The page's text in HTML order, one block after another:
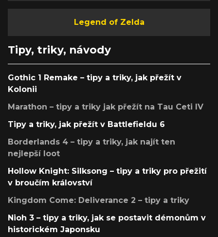
Legend of Zelda
Tipy, triky, návody
Gothic 1 Remake – tipy a triky, jak přežít v
Kolonii
Marathon – tipy a triky jak přežít na Tau Ceti IV
Tipy a triky, jak přežít v Battlefieldu 6
Borderlands 4 – tipy a triky, jak najít ten
nejlepší loot
Hollow Knight: Silksong – tipy a triky pro přežití
v broučím království
Kingdom Come: Deliverance 2 – tipy a triky
Nioh 3 – tipy a triky, jak se postavit démonům v
historickém Japonsku